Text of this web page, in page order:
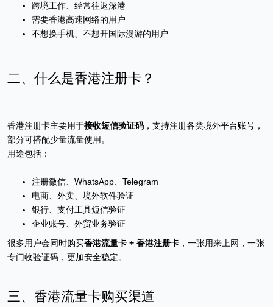
跨境工作、经常往返深港
需要香港高速网络的用户
不想换手机、不想开国际漫游的用户
二、什么是香港注册卡？
香港注册卡主要用于接收短信验证码 ，支持注册各类境外平台账号，
部分可搭配少量流量使用。
用途包括：
注册微信、WhatsApp、Telegram
电商、外卖、境外软件验证
银行、支付工具短信验证
企业账号、外贸业务验证
很多用户会同时购买香港流量卡 + 香港注册卡 ，一张用来上网，一张
专门收验证码，更加安全稳定。
三、香港流量卡购买渠道